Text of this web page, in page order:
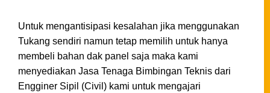
Untuk mengantisipasi kesalahan jika menggunakan
Tukang sendiri namun tetap memilih untuk hanya
membeli bahan dak panel saja maka kami
menyediakan Jasa Tenaga Bimbingan Teknis dari
Engginer Sipil (Civil) kami untuk mengajari